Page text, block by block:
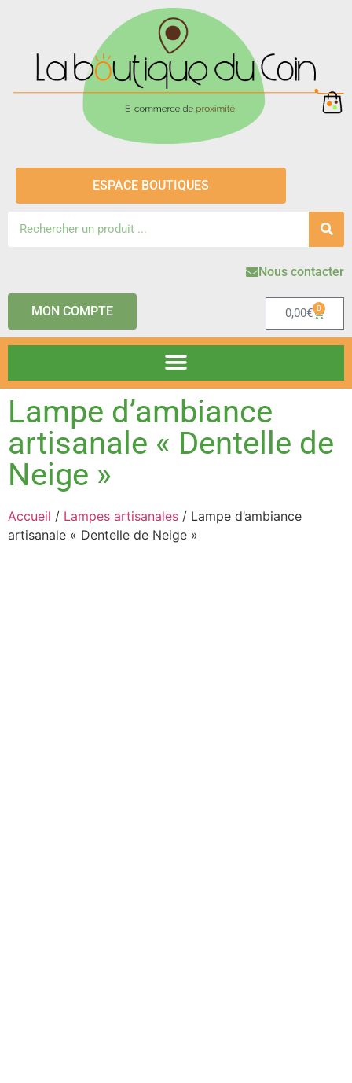
ESPACE BOUTIQUES
MON COMPTE
Nous contacter
0,00€ 0
Lampe d’ambiance
artisanale « Dentelle de
Neige »
Accueil / Lampes artisanales / Lampe d’ambiance
artisanale « Dentelle de Neige »